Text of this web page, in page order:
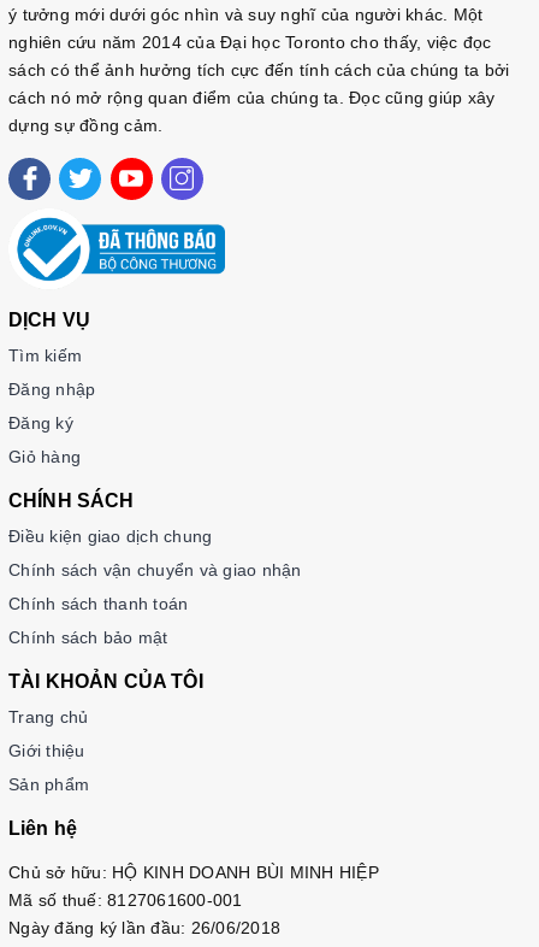
ý tưởng mới dưới góc nhìn và suy nghĩ của người khác. Một
nghiên cứu năm 2014 của Đại học Toronto cho thấy, việc đọc
sách có thể ảnh hưởng tích cực đến tính cách của chúng ta bởi
cách nó mở rộng quan điểm của chúng ta. Đọc cũng giúp xây
dựng sự đồng cảm.
DỊCH VỤ
Tìm kiếm
Đăng nhập
Đăng ký
Giỏ hàng
CHÍNH SÁCH
Điều kiện giao dịch chung
Chính sách vận chuyển và giao nhận
Chính sách thanh toán
Chính sách bảo mật
TÀI KHOẢN CỦA TÔI
Trang chủ
Giới thiệu
Sản phẩm
Liên hệ
Chủ sở hữu: HỘ KINH DOANH BÙI MINH HIỆP
Mã số thuế: 8127061600-001
Ngày đăng ký lần đầu: 26/06/2018